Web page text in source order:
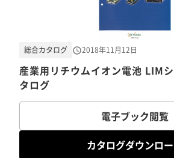
産業用リチウムイオン電池 LIM
タログ
総合カタログ 2018年11月12日
電子ブック閲覧
カタログダウンロ